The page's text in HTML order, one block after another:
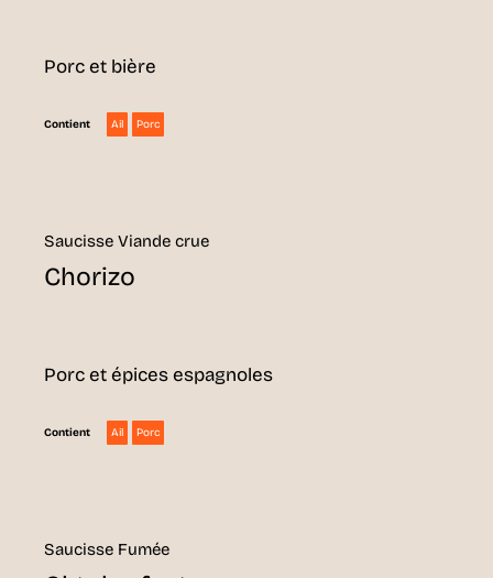
Porc et bière
Contient Ail Porc
Saucisse Viande crue
Chorizo
Porc et épices espagnoles
Contient Ail Porc
Saucisse Fumée